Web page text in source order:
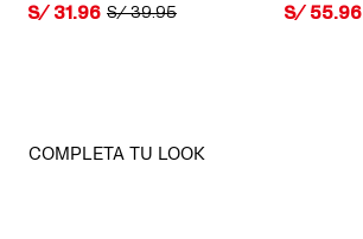
ORIGINAL PRICE:
S/ 39.95
PRICE:
S/ 31.96 PRICE:
S/ 55.96
COMPLETA TU LOOK